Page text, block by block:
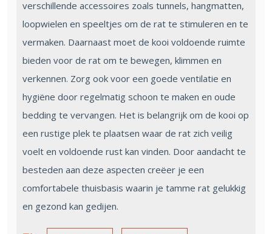
verschillende accessoires zoals tunnels, hangmatten,
loopwielen en speeltjes om de rat te stimuleren en te
vermaken. Daarnaast moet de kooi voldoende ruimte
bieden voor de rat om te bewegen, klimmen en
verkennen. Zorg ook voor een goede ventilatie en
hygiëne door regelmatig schoon te maken en oude
bedding te vervangen. Het is belangrijk om de kooi op
een rustige plek te plaatsen waar de rat zich veilig
voelt en voldoende rust kan vinden. Door aandacht te
besteden aan deze aspecten creëer je een
comfortabele thuisbasis waarin je tamme rat gelukkig
en gezond kan gedijen.